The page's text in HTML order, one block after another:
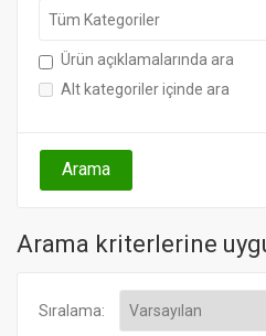
Ürün açıklamalarında ara
Alt kategoriler içinde ara
Arama kriterlerine
Sıralama: